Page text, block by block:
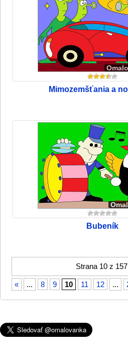
Mimozemšťania a
Bubeník
Strana 10 z 157
« ... 8 9 10 11 12 ...